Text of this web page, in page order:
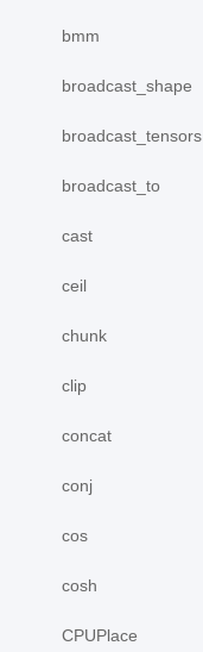
bmm
broadcast_shape
broadcast_tensors
broadcast_to
cast
ceil
chunk
clip
concat
conj
cos
cosh
CPUPlace